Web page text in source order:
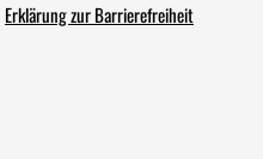
Erklärung zur Barrierefreiheit